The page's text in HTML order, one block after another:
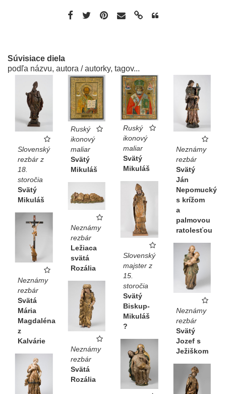
Súvisiace diela
podľa názvu, autora / autorky, tagov...
Slovenský
rezbár z
18.
storočia
Svätý
Mikuláš
Ruský
ikonový
maliar
Svätý
Mikuláš
Ruský
ikonový
maliar
Svätý
Mikuláš
Neznámy
rezbár
Svätý
Ján
Nepomucký
s krížom
a
palmovou
ratolesťou
Slovenský
majster z
15.
storočia
Svätý
Biskup-
Mikuláš
?
Neznámy
rezbár
Ležiaca
svätá
Rozália
Neznámy
rezbár
Svätá
Mária
Magdaléna
z
Kalvárie
Neznámy
rezbár
Svätý
Jozef s
Ježiškom
Neznámy
rezbár
Svätá
Rozália